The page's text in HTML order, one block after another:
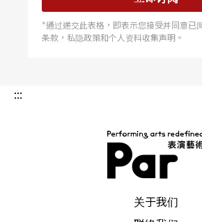
代剧场最大的问题在于，其他的
眼，造成演员身体的消失。为了
智无法操控身体的时候，才有可
状态。另一方面，他撷取太极的
著犹如爵士鼓般的希腊语言节奏
*通过递交此表格，即表示您接受并同意已
条款，私隐政策和个人资料收集声明。
:::
关于我们